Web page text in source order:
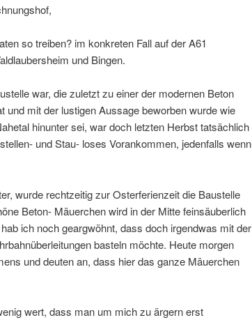
so treiben? im konkreten Fall auf der A61
und Bingen.
war, die zuletzt zu einer der modernen Beton
und mit der lustigen Aussage beworben wurde wie
hinunter sei, war doch letzten Herbst tatsächlich
und Stau- loses Vorankommen, jedenfalls wenn
wurde rechtzeitig zur Osterferienzeit die Baustelle
Beton- Mäuerchen wird in der Mitte feinsäuberlich
ich noch geargwöhnt, dass doch irgendwas mit der
basteln möchte. Heute morgen
und deuten an, dass hier das ganze Mäuerchen
wert, dass man um mich zu ärgern erst